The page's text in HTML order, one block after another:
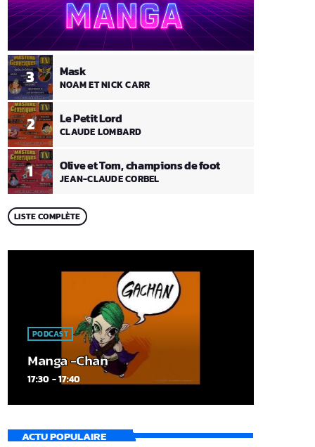
1 Olive et Tom, champions de foot
JEAN-CLAUDE CORBEL
2 Le Petit Lord
CLAUDE LOMBARD
3 Mask
NOAM ET NICK CARR
LISTE COMPLÈTE
PODCAST
Manga -Chan
17:30 - 17:40
ACTU POPULAIRE